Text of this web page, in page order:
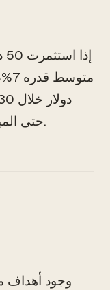
حتى المبالغ الصغيرة تتجمع مع مرور الوقت.
وجود أهداف